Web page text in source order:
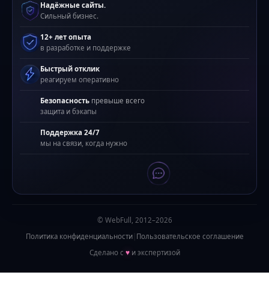
Надёжные сайты.
Сильный бизнес.
12+ лет опыта
в разработке и поддержке
Быстрый отклик
реагируем оперативно
Безопасность превыше всего
защита и бэкапы
Поддержка 24/7
мы на связи, когда нужно
© WebFull, 2012–2026
Политика конфиденциальности| Пользовательское соглашение
Сделано с ♥и экспертизой